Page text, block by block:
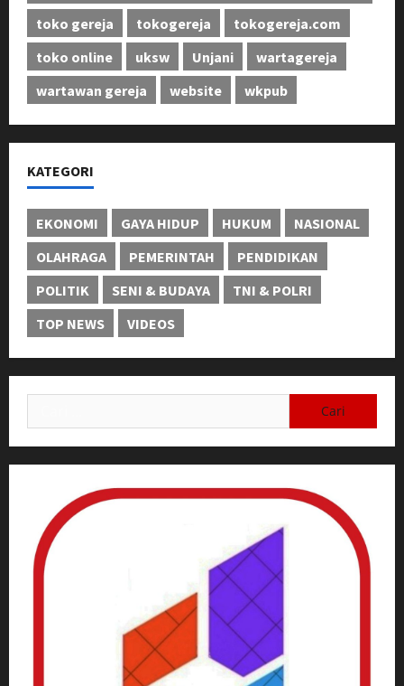
toko gereja
tokogereja
tokogereja.com
toko online
uksw Unjani
wartagereja
wartawan gereja
website wkpub
KATEGORI
EKONOMI GAYA HIDUP HUKUM
NASIONAL
OLAHRAGA
PEMERINTAH
PENDIDIKAN
POLITIK
SENI & BUDAYA
TNI & POLRI
TOP NEWS
VIDEOS
untuk: